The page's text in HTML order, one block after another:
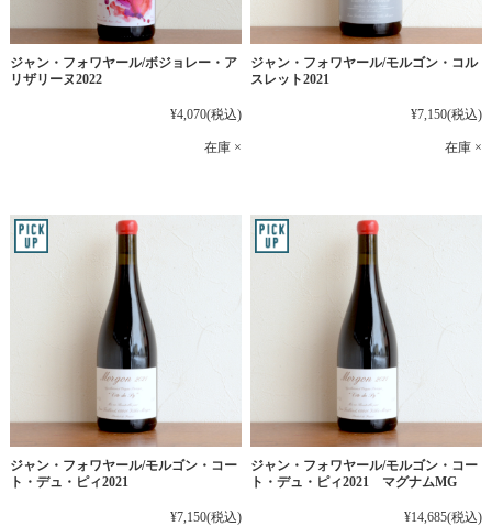
ジャン・フォワヤール/ボジョレー・ア
リザリーヌ2022
¥4,070(税込)
在庫 ×
ジャン・フォワヤール/モルゴン・コル
スレット2021
¥7,150(税込)
在庫 ×
ジャン・フォワヤール/モルゴン・コー
ト・デュ・ピィ2021
¥7,150(税込)
ジャン・フォワヤール/モルゴン・コー
ト・デュ・ピィ2021 マグナムMG
¥14,685(税込)